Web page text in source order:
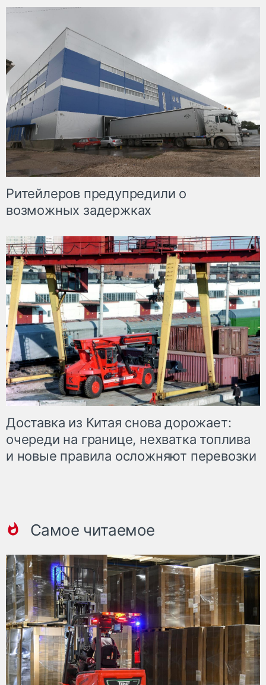
Ритейлеров предупредили о
возможных задержках
Доставка из Китая снова дорожает:
очереди на границе, нехватка топлива
и новые правила осложняют перевозки
Самое читаемое